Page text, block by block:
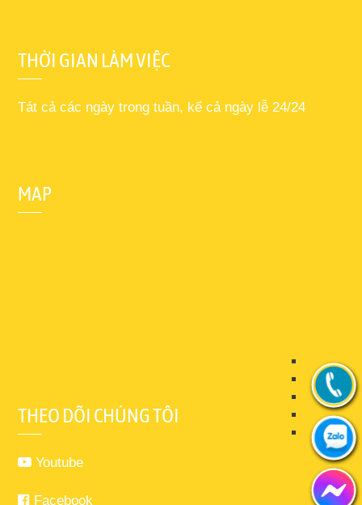
THỜI GIAN LÀM VIỆC
Tát cả các ngày trong tuần, kể cả ngày lễ 24/24
MAP
THEO DÕI CHÚNG TÔI
Youtube
Facebook